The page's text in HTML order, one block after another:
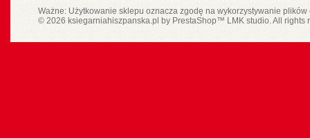
Ważne: Użytkowanie sklepu oznacza zgodę na wykorzystywanie
© 2026 ksiegarniahiszpanska.pl by PrestaShop™ LMK studio. All rights